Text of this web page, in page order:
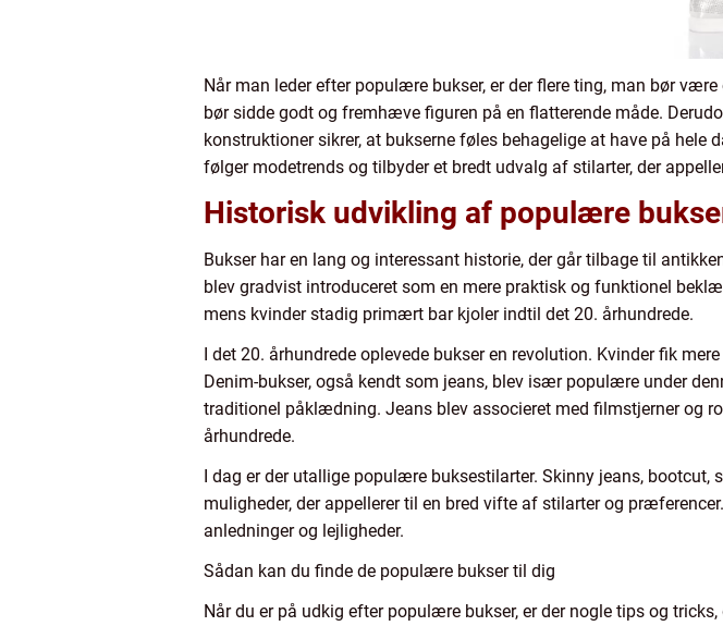
Når man leder efter populære bukser, er der flere ting, man bør
bør sidde godt og fremhæve figuren på en flatterende måde.
konstruktioner sikrer, at bukserne føles behagelige at have på
følger modetrends og tilbyder et bredt udvalg af stilarter, der
Historisk udvikling af populære
Bukser har en lang og interessant historie, der går tilbage til
blev gradvist introduceret som en mere praktisk og funktionel
mens kvinder stadig primært bar kjoler indtil det 20. århundrede.
I det 20. århundrede oplevede bukser en revolution. Kvinder fik
Denim-bukser, også kendt som jeans, blev især populære under
traditionel påklædning. Jeans blev associeret med filmstjerner og
århundrede.
I dag er der utallige populære buksestilarter. Skinny jeans,
muligheder, der appellerer til en bred vifte af stilarter og
anledninger og lejligheder.
Sådan kan du finde de populære bukser til dig
Når du er på udkig efter populære bukser, er der nogle tips og